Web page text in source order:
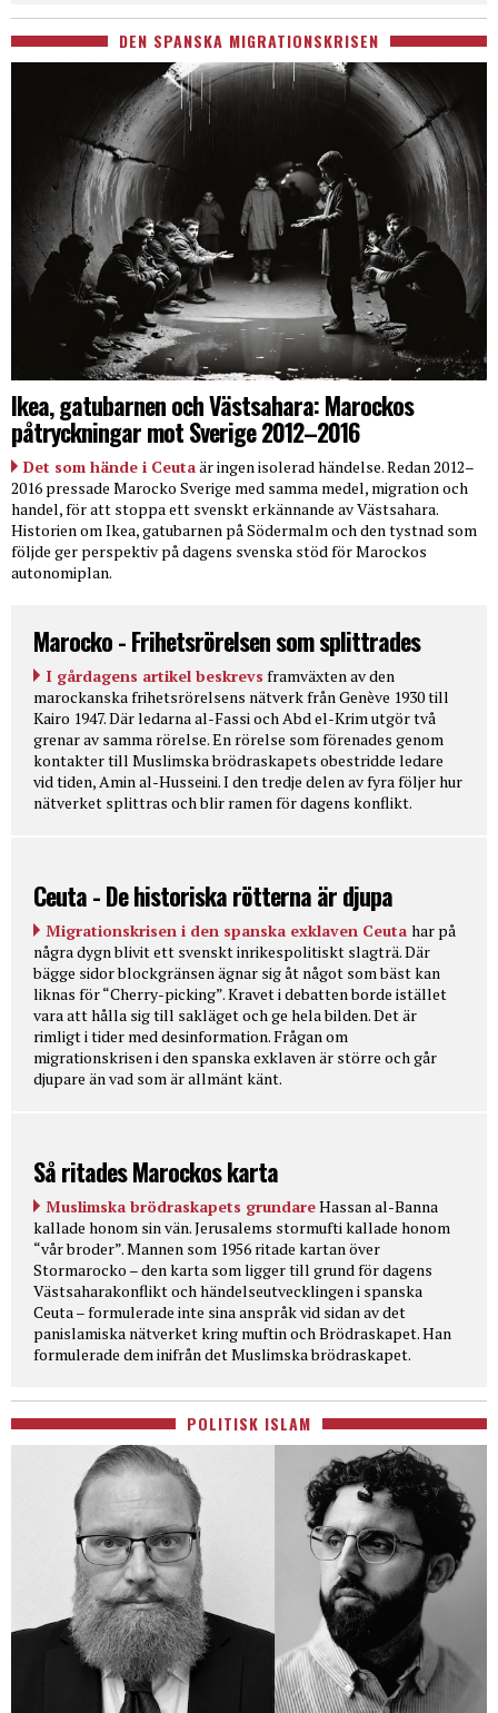
DEN SPANSKA MIGRATIONSKRISEN
Ikea, gatubarnen och Västsahara: Marockos
påtryckningar mot Sverige 2012–2016
Det som hände i Ceutaär ingen isolerad händelse. Redan 2012–
2016 pressade Marocko Sverige med samma medel, migration och
handel, för att stoppa ett svenskt erkännande av Västsahara.
Historien om Ikea, gatubarnen på Södermalm och den tystnad som
följde ger perspektiv på dagens svenska stöd för Marockos
autonomiplan.
Marocko - Frihetsrörelsen som splittrades
I gårdagens artikel beskrevs framväxten av den
marockanska frihetsrörelsens nätverk från Genève 1930 till
Kairo 1947. Där ledarna al-Fassi och Abd el-Krim utgör två
grenar av samma rörelse. En rörelse som förenades genom
kontakter till Muslimska brödraskapets obestridde ledare
vid tiden, Amin al-Husseini. I den tredje delen av fyra följer hur
nätverket splittras och blir ramen för dagens konflikt.
Ceuta - De historiska rötterna är djupa
Migrationskrisen i den spanska exklaven Ceuta har på
några dygn blivit ett svenskt inrikespolitiskt slagträ. Där
bägge sidor blockgränsen ägnar sig åt något som bäst kan
liknas för “Cherry-picking”. Kravet i debatten borde istället
vara att hålla sig till sakläget och ge hela bilden. Det är
rimligt i tider med desinformation. Frågan om
migrationskrisen i den spanska exklaven är större och går
djupare än vad som är allmänt känt.
Så ritades Marockos karta
Muslimska brödraskapets grundareHassan al-Banna
kallade honom sin vän. Jerusalems stormufti kallade honom
“vår broder”. Mannen som 1956 ritade kartan över
Stormarocko – den karta som ligger till grund för dagens
Västsaharakonflikt och händelseutvecklingen i spanska
Ceuta – formulerade inte sina anspråk vid sidan av det
panislamiska nätverket kring muftin och Brödraskapet. Han
formulerade dem inifrån det Muslimska brödraskapet.
POLITISK ISLAM